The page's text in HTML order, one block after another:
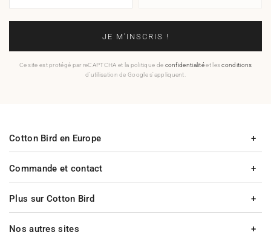
JE M'INSCRIS !
Ce site est protégé par reCAPTCHA et la politique de confidentialitéet lesconditions
d'utilisation de Google s'appliquent.
Commande et contact
Plus sur Cotton Bird
Cotton Bird en Europe
Nos autres sites